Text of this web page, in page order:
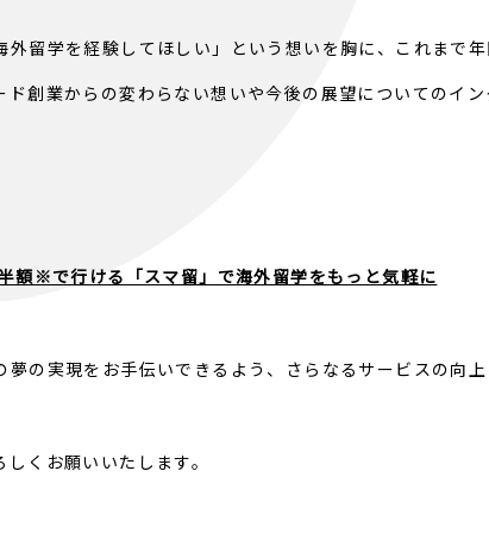
留学を経験してほしい」という想いを胸に、これまで
ド創業からの変わらない想いや今後の展望についてのイ
額※で行ける「スマ留」で海外留学をもっと気軽に
の実現をお手伝いできるよう、さらなるサービスの向上
くお願いいたします。